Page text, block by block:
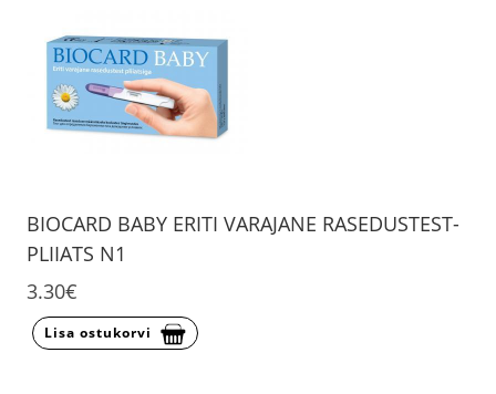
BIOCARD BABY ERITI VARAJANE RASEDUSTEST-
PLIIATS N1
3.30€
Lisa ostukorvi